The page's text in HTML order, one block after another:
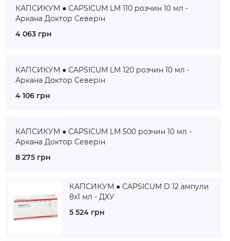
КАПСИКУМ ● CAPSICUM LM 110 розчин 10 мл -
Аркана Доктор Северін
4 063 грн
КАПСИКУМ ● CAPSICUM LM 120 розчин 10 мл -
Аркана Доктор Северін
4 106 грн
КАПСИКУМ ● CAPSICUM LM 500 розчин 10 мл -
Аркана Доктор Северін
8 275 грн
КАПСИКУМ ● CAPSICUM D 12 ампули
8x1 мл - ДХУ
5 524 грн